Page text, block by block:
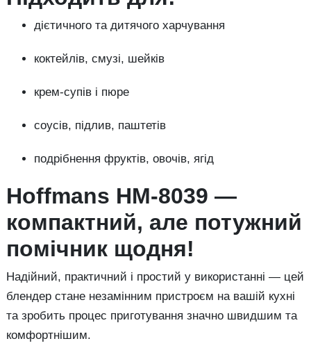
дієтичного та дитячого харчування
коктейлів, смузі, шейків
крем-супів і пюре
соусів, підлив, паштетів
подрібнення фруктів, овочів, ягід
Hoffmans HM-8039 —
компактний, але потужний
помічник щодня!
Надійний, практичний і простий у використанні — цей
блендер стане незамінним пристроєм на вашій кухні
та зробить процес приготування значно швидшим та
комфортнішим.